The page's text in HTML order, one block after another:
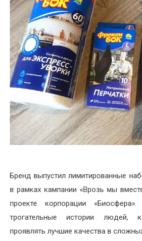
Бренд выпустил лимитированные
в рамках кампании «Врозь мы
проекте корпорации
трогательные истории людей,
проявлять лучшие качества в